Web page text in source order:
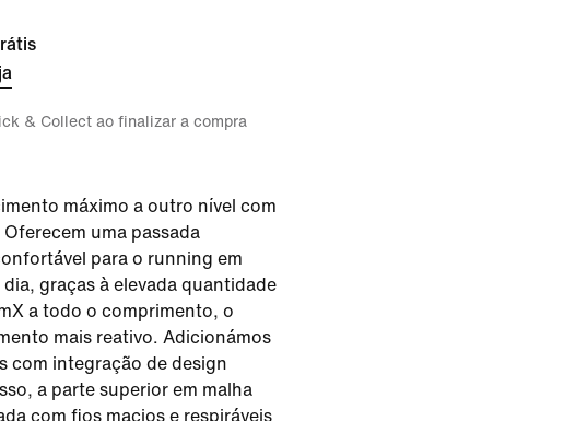
& Collect ao finalizar a compra
máximo a outro nível com
Oferecem uma passada
para o running em
graças à elevada quantidade
a todo o comprimento, o
mais reativo. Adicionámos
com integração de design
a parte superior em malha
com fios macios e respiráveis